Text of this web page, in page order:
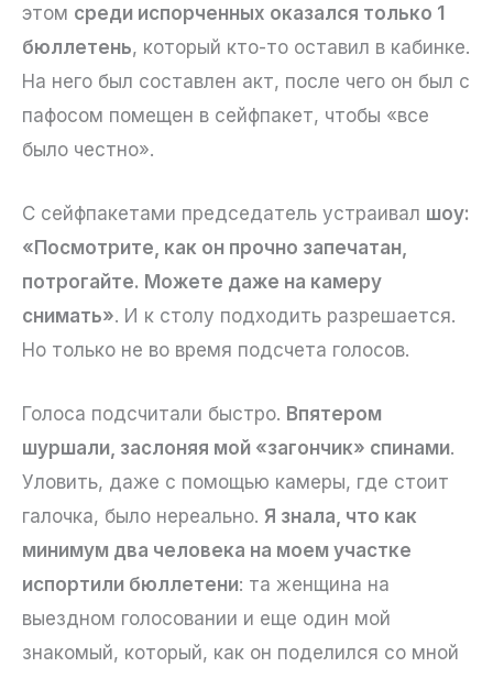
этом среди испорченных оказался только 1
бюллетень, который кто-то оставил в кабинке.
На него был составлен акт, после чего он был с
пафосом помещен в сейфпакет, чтобы «все
было честно».
С сейфпакетами председатель устраивал шоу:
«Посмотрите, как он прочно запечатан,
потрогайте. Можете даже на камеру
снимать». И к столу подходить разрешается.
Но только не во время подсчета голосов.
Голоса подсчитали быстро. Впятером
шуршали, заслоняя мой «загончик» спинами.
Уловить, даже с помощью камеры, где стоит
галочка, было нереально. Я знала, что как
минимум два человека на моем участке
испортили бюллетени: та женщина на
выездном голосовании и еще один мой
знакомый, который, как он поделился со мной